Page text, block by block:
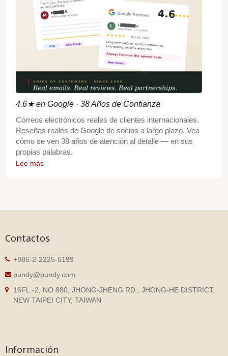
4.6★ en Google · 38 Años de Confianza
Correos electrónicos reales de clientes internacionales.
Reseñas reales de Google de socios a largo plazo. Vea
cómo se ven 38 años de atención al detalle — en sus
propias palabras.
Lee mas
Contactos
+886-2-2225-6199
pundy@pundy.com
16FL.-2, NO.880, JHONG-JHENG RD., JHONG-HE DISTRICT,
NEW TAIPEI CITY, TAIWAN
Información